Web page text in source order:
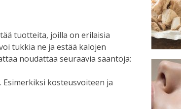
tuotteita, joilla on erilaisia
tukkia ne ja estää kalojen
noudattaa seuraavia sääntöjä:
kosteusvoiteen ja